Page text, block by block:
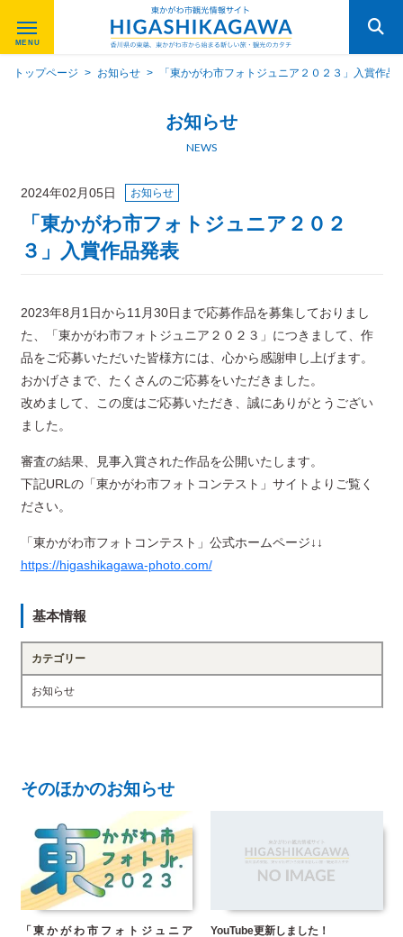
トップページ > お知らせ > 「東かがわ市フォトジュニア２０２３」入賞作品
お知らせ
NEWS
2024年02月05日 お知らせ
「東かがわ市フォトジュニア２０２
３」入賞作品発表
2023年8月1日から11月30日まで応募作品を募集しておりまし
た、「東かがわ市フォトジュニア２０２３」につきまして、作
品をご応募いただいた皆様方には、心から感謝申し上げます。
おかげさまで、たくさんのご応募をいただきました。
改めまして、この度はご応募いただき、誠にありがとうござい
ました。
審査の結果、見事入賞された作品を公開いたします。
下記URLの「東かがわ市フォトコンテスト」サイトよりご覧く
ださい。
「東かがわ市フォトコンテスト」公式ホームページ↓↓
https://higashikagawa-photo.com/
基本情報
カテゴリー
お知らせ
そのほかのお知らせ
「東かがわ市フォトジュニア
YouTube更新しました！